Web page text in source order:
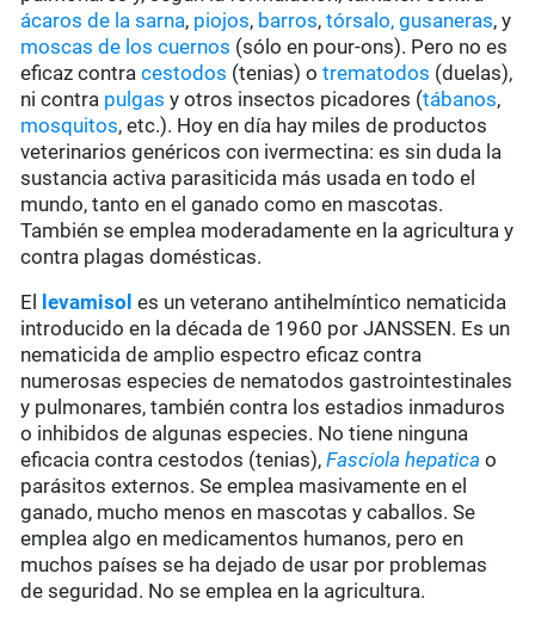
ácaros de la sarna, piojos, barros,tórsalo,gusaneras, y
moscas de los cuernos (sólo en pour-ons). Pero no es
eficaz contracestodos (tenias) otrematodos (duelas),
ni contra pulgas y otros insectos picadores (tábanos,
mosquitos, etc.). Hoy en día hay miles de productos
veterinarios genéricos con ivermectina: es sin duda la
sustancia activa parasiticida más usada en todo el
mundo, tanto en el ganado como en mascotas.
También se emplea moderadamente en la agricultura y
contra plagas domésticas.
El
levamisol es un veterano antihelmíntico nematicida
introducido en la década de 1960 por JANSSEN. Es un
nematicida de amplio espectro eficaz contra
numerosas especies de nematodos gastrointestinales
y pulmonares, también contra los estadios inmaduros
o inhibidos de algunas especies. No tiene ninguna
eficacia contra cestodos (tenias),Fasciola hepatica o
parásitos externos. Se emplea masivamente en el
ganado, mucho menos en mascotas y caballos. Se
emplea algo en medicamentos humanos, pero en
muchos países se ha dejado de usar por problemas
de seguridad. No se emplea en la agricultura.